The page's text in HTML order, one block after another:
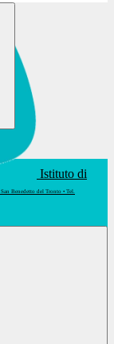
Istituto di
San Benedetto del Tronto • Tel.